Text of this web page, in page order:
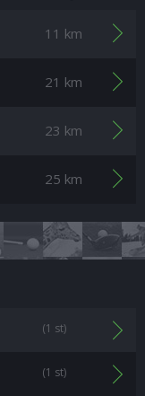
11 km
21 km
23 km
25 km
(1 st)
(1 st)